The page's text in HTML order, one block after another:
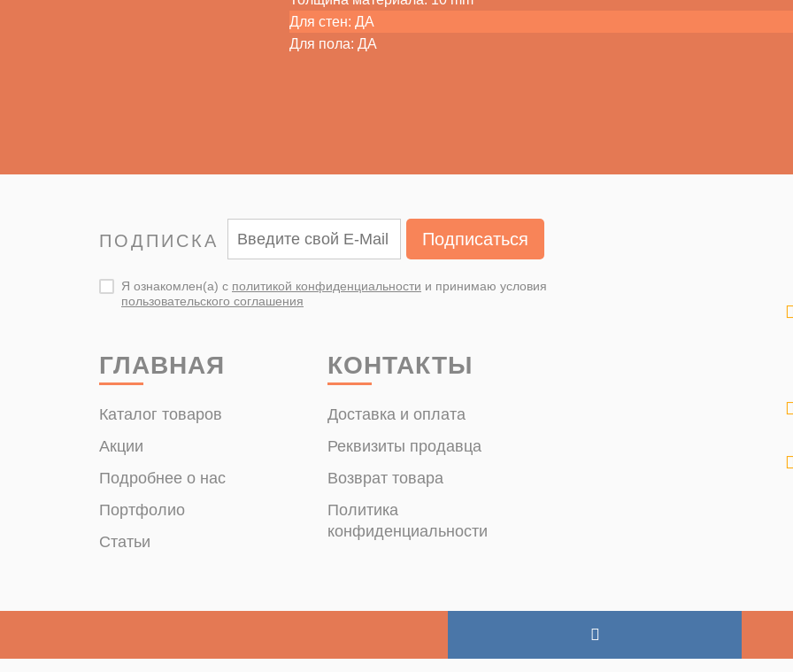
Для стен: ДА
Для пола: ДА
ПОДПИСКА Подписаться
Я ознакомлен(а) с политикой конфиденциальности и принимаю условия
пользовательского соглашения
ГЛАВНАЯ
Каталог товаров
Акции
Подробнее о нас
Портфолио
Статьи
КОНТАКТЫ
Доставка и оплата
Реквизиты продавца
Возврат товара
Политика
конфиденциальности